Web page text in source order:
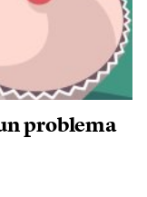
problema